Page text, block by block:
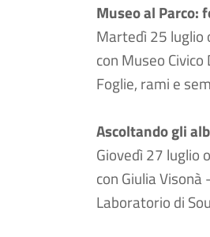
Museo al Parco:
Martedì 25 luglio
con Museo
Foglie, rami e
Ascoltando gli
Giovedì 27 luglio
con Giulia
Laboratorio di